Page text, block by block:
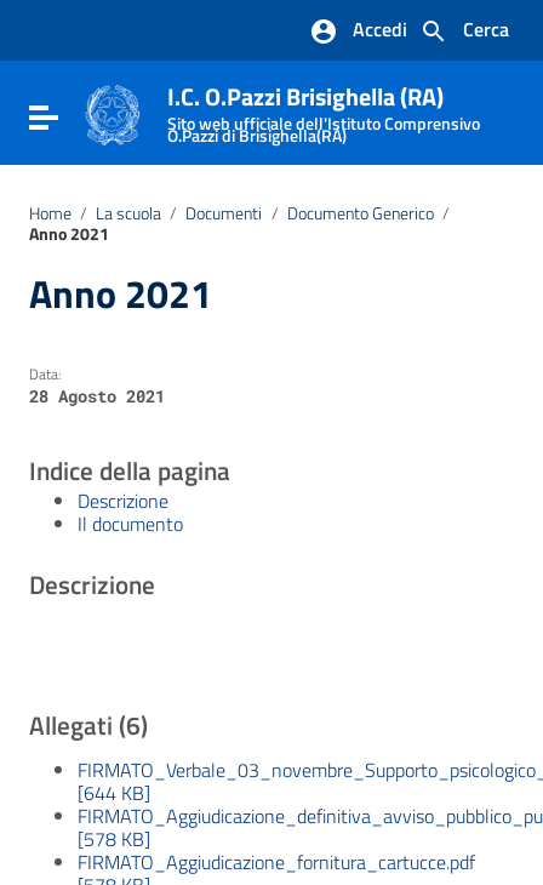
Vai al footer
Cerca
Accedi
Attiva / disattiva la navigazione
I.C. O.Pazzi Brisighella (RA)
Sito web ufficiale dell'Istituto Comprensivo
O.Pazzi di Brisighella(RA)
Home / La scuola / Documenti / Documento Generico /
Anno 2021
Anno 2021
Data:
28 Agosto 2021
Indice della pagina
Descrizione
Il documento
Descrizione
Allegati (6)
[644 KB]
[578 KB]
FIRMATO_Aggiudicazione_fornitura_cartucce.pdf